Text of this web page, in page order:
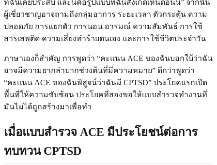
ที่ฉันเคยประสบ และนี่คือรูปแบบที่ฉันสังเกตเห็นตอนนี้” จากนั้น
ผู้เชี่ยวชาญอาจถามถึงกลุ่มอาการ ระยะเวลา ตัวกระตุ้น ความ
ปลอดภัย การแยกตัว การนอน อารมณ์ ความสัมพันธ์ การใช้
สารเสพติด ความเสี่ยงทำร้ายตนเอง และการใช้ชีวิตประจำวัน
ภาษาเองก็สำคัญ การพูดว่า “คะแนน ACE ของฉันบอกใบ้ว่าฉัน
อาจมีความยากลำบากช่วงต้นที่มีความหมาย” ดีกว่าพูดว่า
“คะแนน ACE ของฉันพิสูจน์ว่าฉันมี CPTSD” ประโยคแรกเปิด
พื้นที่ให้ความซับซ้อน ประโยคที่สองขอให้แบบสำรวจทำงานที่
มันไม่ได้ถูกสร้างมาเพื่อทำ
เมื่อแบบสำรวจ ACE มีประโยชน์ต่อการ
ทบทวน CPTSD